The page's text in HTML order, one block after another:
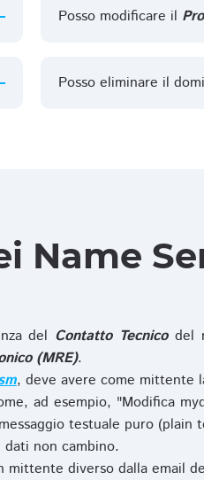
Posso modificare il
Posso eliminare il
Name
del Contatto Tecnicodel
(MRE).
, deve avere come mittente
ad esempio, "Modifica
testuale puro (plain
non cambino.
mittente diverso dalla email